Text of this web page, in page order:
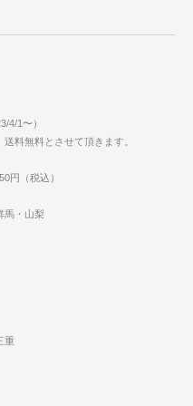
4/1〜）
料無料とさせて頂きます。
円（税込）
馬・山梨
重